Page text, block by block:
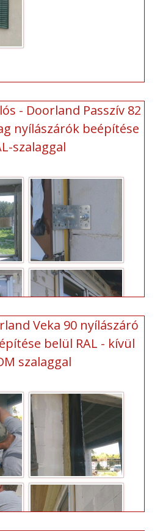
- Doorland Passzív 82
nyílászárók beépítése
szalaggal
Veka 90 nyílászáró
belül RAL - kívül
szalaggal